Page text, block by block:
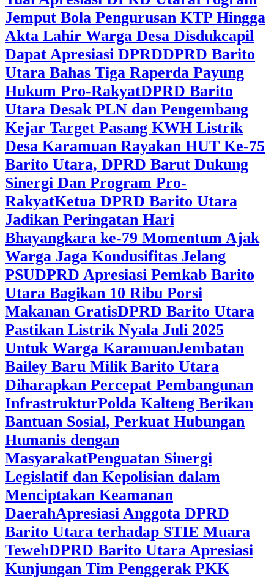
Jemput Bola Pengurusan KTP Hingga
Akta Lahir Warga Desa Disdukcapil
Dapat Apresiasi DPRDDPRD Barito
Utara Bahas Tiga Raperda Payung
Hukum Pro-RakyatDPRD Barito
Utara Desak PLN dan Pengembang
Kejar Target Pasang KWH Listrik
Desa Karamuan Rayakan HUT Ke-75
Barito Utara, DPRD Barut Dukung
Sinergi Dan Program Pro-
RakyatKetua DPRD Barito Utara
Jadikan Peringatan Hari
Bhayangkara ke-79 Momentum Ajak
Warga Jaga Kondusifitas Jelang
PSUDPRD Apresiasi Pemkab Barito
Utara Bagikan 10 Ribu Porsi
Makanan GratisDPRD Barito Utara
Pastikan Listrik Nyala Juli 2025
Untuk Warga KaramuanJembatan
Bailey Baru Milik Barito Utara
Diharapkan Percepat Pembangunan
InfrastrukturPolda Kalteng Berikan
Bantuan Sosial, Perkuat Hubungan
Humanis dengan
MasyarakatPenguatan Sinergi
Legislatif dan Kepolisian dalam
Menciptakan Keamanan
DaerahApresiasi Anggota DPRD
Barito Utara terhadap STIE Muara
TewehDPRD Barito Utara Apresiasi
Kunjungan Tim Penggerak PKK